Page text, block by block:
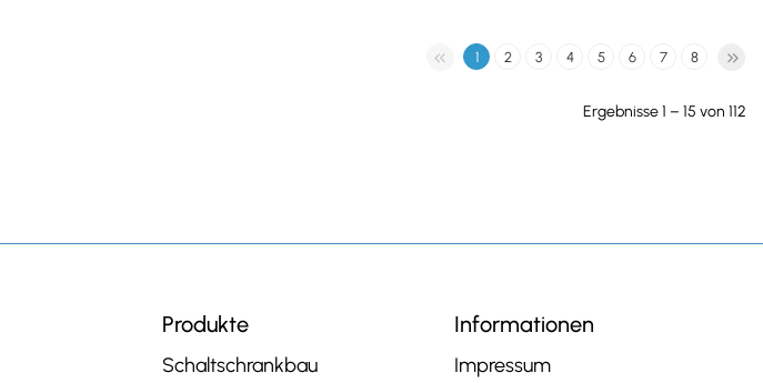
1 2 3 4 5 6 7 8
Ergebnisse 1 – 15 von 112
Produkte
Schaltschrankbau
Informationen
Impressum